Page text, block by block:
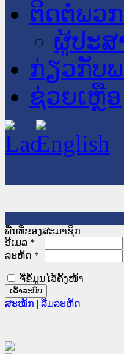
ຕິດຕໍ່ພວກ
ຜູ້ປະສ
ກ່ຽວກັບ
ຊ່ວຍເຫຼືອ
ພື້ນທີ່ຂອງສະມາຊິກ
ອີເມລ *
ລະຫັດ *
ຈື່ຂໍ້ມູນໄວ້ຄັ້ງໜ້າ
ສະໝັກ | ລືມລະຫັດ